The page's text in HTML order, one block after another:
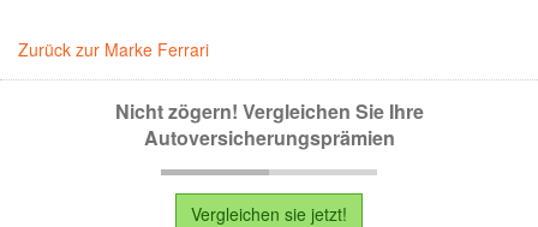
Zurück zur Marke Ferrari
Nicht zögern! Vergleichen Sie Ihre
Autoversicherungsprämien
Vergleichen sie jetzt!